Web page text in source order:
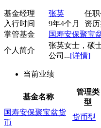
基金经理 张英 任职
入行时间
9年4个月 资
掌管基金
国寿安保聚宝
个人简介
张英女士，硕
公司...[详情]
当前业绩
基金名称
管理类
型
国寿安保聚宝盆货
币
货币型